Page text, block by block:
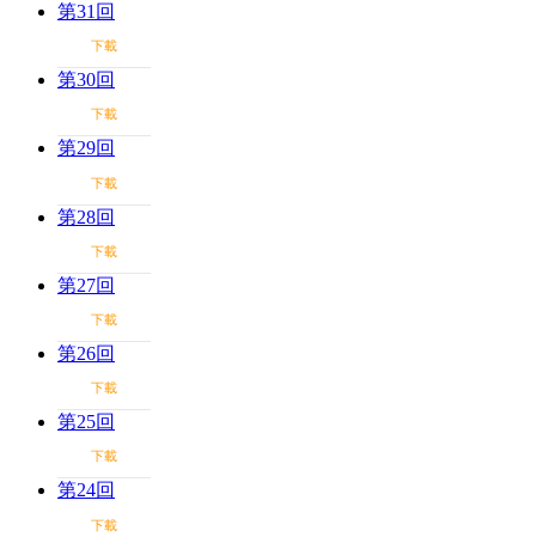
第31回
下載
第30回
下載
第29回
下載
第28回
下載
第27回
下載
第26回
下載
第25回
下載
第24回
下載